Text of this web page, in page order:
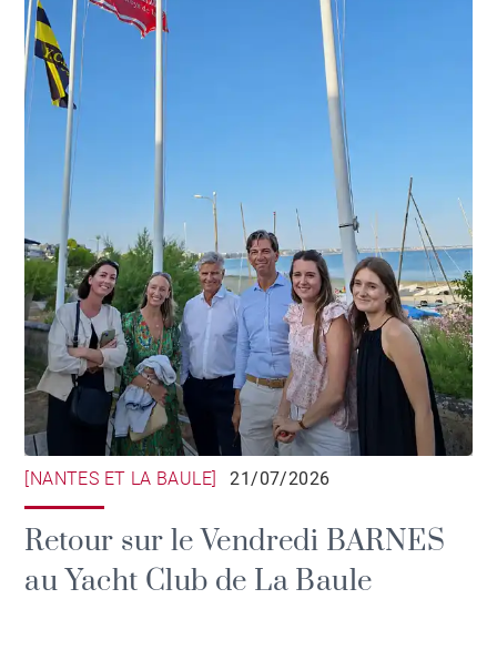
[NANTES ET LA BAULE] 21/07/2026
Retour sur le Vendredi BARNES
au Yacht Club de La Baule